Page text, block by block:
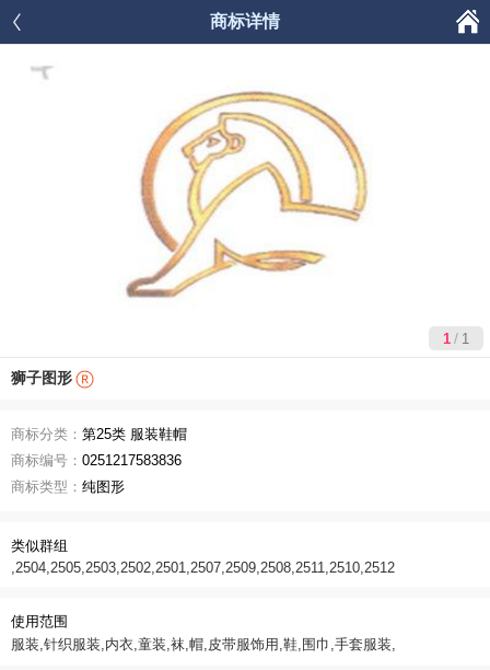
 商标详情

1 / 1
狮子图形
商标分类： 第25类 服装鞋帽
商标编号： 0251217583836
商标类型： 纯图形
类似群组
,2504,2505,2503,2502,2501,2507,2509,2508,2511,2510,2512
使用范围
服装,针织服装,内衣,童装,袜,帽,皮带服饰用,鞋,围巾,手套服装,